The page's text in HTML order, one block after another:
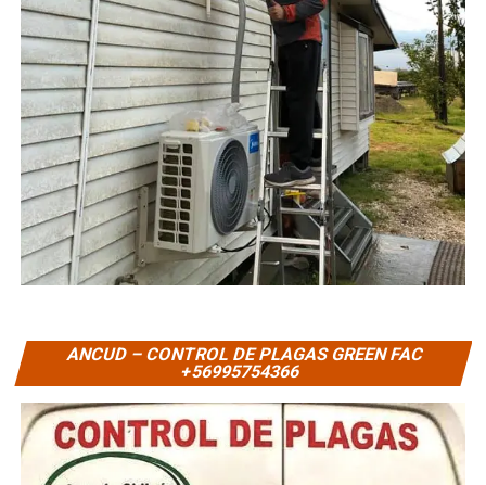
ANCUD – CONTROL DE PLAGAS GREEN FAC
+56995754366